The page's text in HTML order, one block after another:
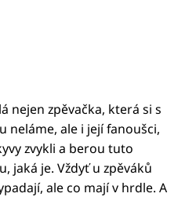
nejen zpěvačka, která si s
neláme, ale i její fanoušci,
zvykli a berou tuto
jaká je. Vždyť u zpěváků
ale co mají v hrdle. A